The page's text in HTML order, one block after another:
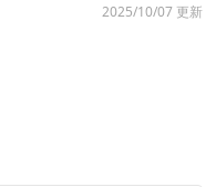
2025/10/07 更新